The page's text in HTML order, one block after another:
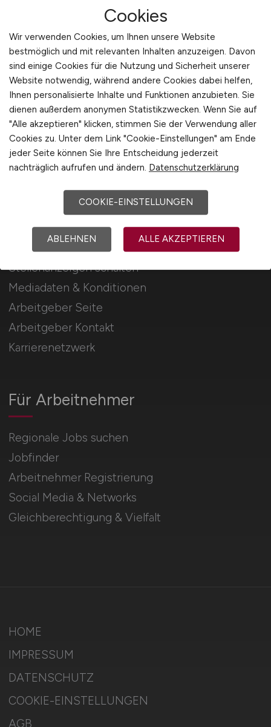
REGIO.JOBS
REGIO.JOBS Görlitz
Die regionale Jobbörse.
Für Arbeitnehmer
Regionale Jobs suchen
Jobfinder
Arbeitnehmer Registrierung
Social Media & Networks
Gleichberechtigung & Vielfalt
Für Arbeitgeber
Stellenanzeigen schalten
Mediadaten & Konditionen
Arbeitgeber Seite
Arbeitgeber Kontakt
Karrierenetzwerk
HOME
IMPRESSUM
DATENSCHUTZ
COOKIE-EINSTELLUNGEN
AGB
Cookies
Wir verwenden Cookies, um Ihnen unsere Website
bestmöglich und mit relevanten Inhalten anzuzeigen. Davon
sind einige Cookies für die Nutzung und Sicherheit unserer
Website notwendig, während andere Cookies dabei helfen,
Ihnen personalisierte Inhalte und Funktionen anzubieten. Sie
dienen außerdem anonymen Statistikzwecken. Wenn Sie auf
"Alle akzeptieren" klicken, stimmen Sie der Verwendung aller
Cookies zu. Unter dem Link "Cookie-Einstellungen" am Ende
jeder Seite können Sie Ihre Entscheidung jederzeit
nachträglich aufrufen und ändern. Datenschutzerklärung
COOKIE-EINSTELLUNGEN
ABLEHNEN ALLE AKZEPTIEREN